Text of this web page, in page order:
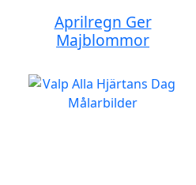
Aprilregn Ger
Majblommor